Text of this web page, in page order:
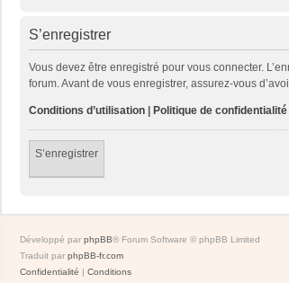
S’enregistrer
Vous devez être enregistré pour vous connecter.
forum. Avant de vous enregistrer, assurez-vous
Conditions d’utilisation Politique de confidentialité
S’enregistrer
Développé par phpBB® Forum Software © phpBB Limited
Traduit par phpBB-fr.com
Confidentialité | Conditions